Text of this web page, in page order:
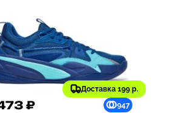
Доставка 199 р.
₽ 947